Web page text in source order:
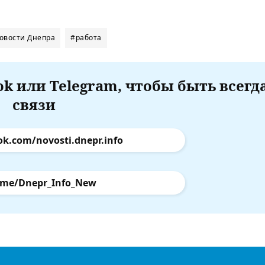
Днепра #работа
или Telegram, чтобы быть
связи
novosti.dnepr.info
Dnepr_Info_New